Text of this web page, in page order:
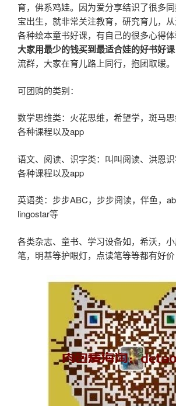
育，佛系鸡娃。因为爱分享结识了很多
宝出生，就非常关注教育，研究育儿，
各种绘本童书好课，有自己的很多心得
大家用最少的钱买到最适合娃的好书好课
流群，大家在育儿路上同行，抱团取暖。
可团购的类别：
数学思维类：火花思维，希望学，斑马
各种课程以及app
语文、阅读、识字类：叫叫阅读、洪恩
各种课程以及app
英语类：步步ABC，步步阅读，伴鱼，
lingostar等
各类杂志、童书、学习设备如，希沃，
笔，明基等护眼灯，点读笔等等都有好价